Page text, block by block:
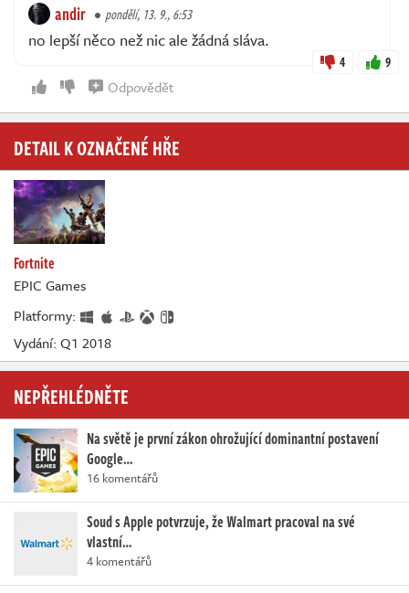
andir pondělí, 13. 9., 6:53
no lepší něco než nic ale žádná sláva.
4 9
Odpovědět
DETAIL K OZNAČENÉ HŘE
Fortnite
EPIC Games
Platformy:
Vydání: Q1 2018
NEPŘEHLÉDNĚTE
Na světě je první zákon ohrožující dominantní postavení
Google…
16 komentářů
Soud s Apple potvrzuje, že Walmart pracoval na své
vlastní…
4 komentářů